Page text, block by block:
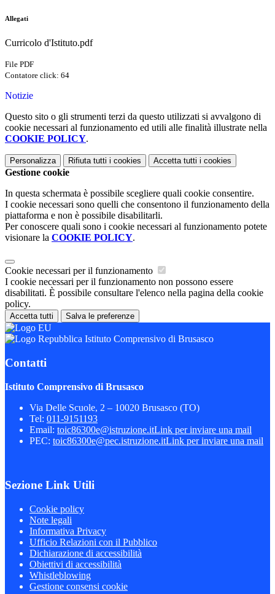
Allegati
Curricolo d'Istituto.pdf
File PDF
Contatore click: 64
Notizie
Questo sito o gli strumenti terzi da questo utilizzati si avvalgono di
cookie necessari al funzionamento ed utili alle finalità illustrate nella
COOKIE POLICY.
Personalizza Rifiuta tutti i cookies Accetta tutti i cookies
Gestione cookie
In questa schermata è possibile scegliere quali cookie consentire.
I cookie necessari sono quelli che consentono il funzionamento della
piattaforma e non è possibile disabilitarli.
Per conoscere quali sono i cookie necessari al funzionamento potete
visionare la COOKIE POLICY.
Cookie necessari per il funzionamento
I cookie necessari per il funzionamento non possono essere
disabilitati. È possibile consultare l'elenco nella pagina della cookie
policy.
Accetta tutti Salva le preferenze
Istituto Comprensivo di Brusasco
Contatti
Istituto Comprensivo di Brusasco
Via Delle Scuole, 2 – 10020 Brusasco (TO)
Tel: 011-9151193
Email: toic86300e@istruzione.itLink per inviare una mail
PEC: toic86300e@pec.istruzione.itLink per inviare una mail
Sezione Link Utili
Cookie policy
Note legali
Informativa Privacy
Ufficio Relazioni con il Pubblico
Dichiarazione di accessibilità
Obiettivi di accessibilità
Whistleblowing
Gestione consensi cookie